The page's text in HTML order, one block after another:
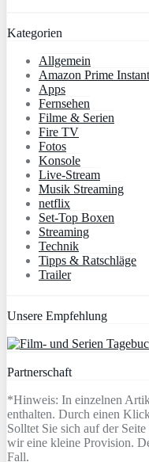
Kategorien
Allgemein
Amazon Prime
Apps
Fernsehen
Filme & Serien
Fire TV
Fotos
Konsole
Live-Stream
Musik Streaming
netflix
Set-Top Boxen
Streaming
Technik
Tipps & Ratschläge
Trailer
Unsere Empfehlung
Partnerschaft
*Hinweis: In einzelnen
enthalten. Durch einen
Solltet Sie sich auf der
wir eine kleine Provision.
Fall.